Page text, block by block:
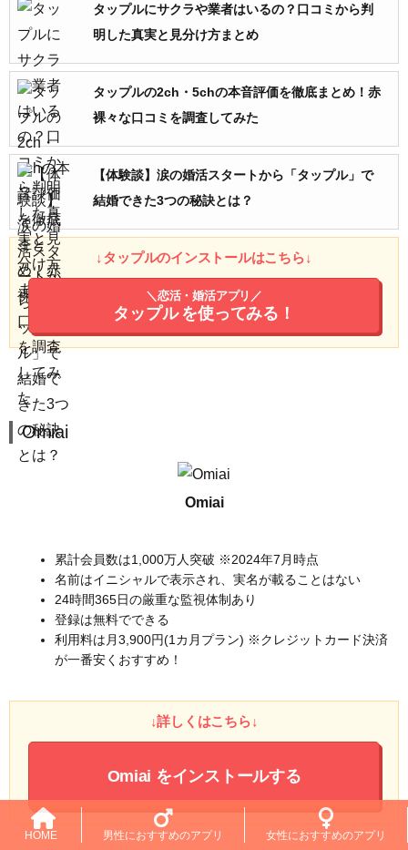
HOME 男性におすすめのアプリ 女性におすすめのアプリ
タップルにサクラや業者はいるの？口コミから判
明した真実と見分け方まとめ
タップルの2ch・5chの本音評価を徹底まとめ！赤
裸々な口コミを調査してみた
【体験談】涙の婚活スタートから「タップル」で
結婚できた3つの秘訣とは？
↓タップルのインストールはこちら↓
＼恋活・婚活アプリ／
タップル を使ってみる！
Omiai
Omiai
累計会員数は1,000万人突破 ※2024年7月時点
名前はイニシャルで表示され、実名が載ることはない
24時間365日の厳重な監視体制あり
登録は無料でできる
利用料は月3,900円(1カ月プラン) ※クレジットカード決済
が一番安くおすすめ！
↓詳しくはこちら↓
Omiai をインストールする